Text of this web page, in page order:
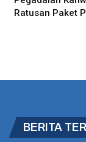
Ratusan Paket
BERITA